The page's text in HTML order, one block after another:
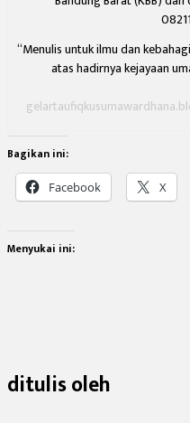
“Menulis untuk ilmu dan
atas hadirnya kejayaan
Bagikan ini:
Facebook X
Menyukai ini:
ditulis oleh